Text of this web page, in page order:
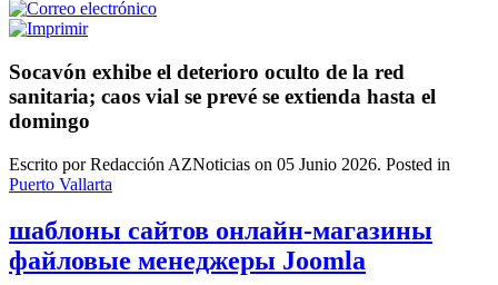
Socavón exhibe el deterioro oculto de la red
sanitaria; caos vial se prevé se extienda hasta el
domingo
Escrito por Redacción AZNoticias on 05 Junio 2026. Posted in
Puerto Vallarta
шаблоны сайтов онлайн-магазины
файловые менеджеры Joomla